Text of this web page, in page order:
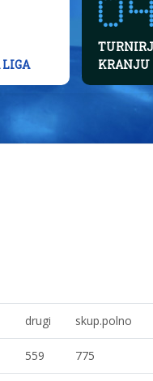
KRANJU
drugi skup.polno
559 775